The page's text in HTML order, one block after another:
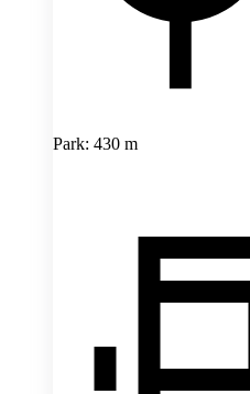
Park: 430 m